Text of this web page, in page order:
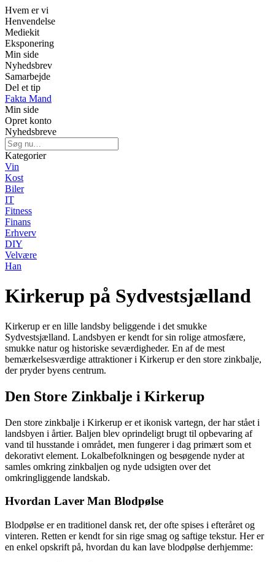
Hvem er vi
Henvendelse
Mediekit
Eksponering
Min side
Nyhedsbrev
Samarbejde
Del et tip
Fakta Mand
Min side
Opret konto
Nyhedsbreve
Kategorier
Vin
Kost
Biler
IT
Fitness
Finans
Erhverv
DIY
Velvære
Han
Kirkerup på Sydvestsjælland
Kirkerup er en lille landsby beliggende i det smukke
Sydvestsjælland. Landsbyen er kendt for sin rolige atmosfære,
smukke natur og historiske seværdigheder. En af de mest
bemærkelsesværdige attraktioner i Kirkerup er den store zinkbalje,
der pryder byens centrum.
Den Store Zinkbalje i Kirkerup
Den store zinkbalje i Kirkerup er et ikonisk vartegn, der har stået i
landsbyen i årtier. Baljen blev oprindeligt brugt til opbevaring af
vand til husstande i området, men fungerer i dag primært som et
dekorativt element. Lokalbefolkningen og besøgende nyder at
samles omkring zinkbaljen og nyde udsigten over det
omkringliggende landskab.
Hvordan Laver Man Blodpølse
Blodpølse er en traditionel dansk ret, der ofte spises i efteråret og
vinteren. Retten er kendt for sin rige smag og saftige tekstur. Her er
en enkel opskrift på, hvordan du kan lave blodpølse derhjemme: